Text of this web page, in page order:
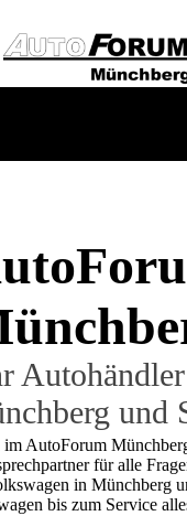
und
AutoForum
für alle
in Münchberg
bis zum Service